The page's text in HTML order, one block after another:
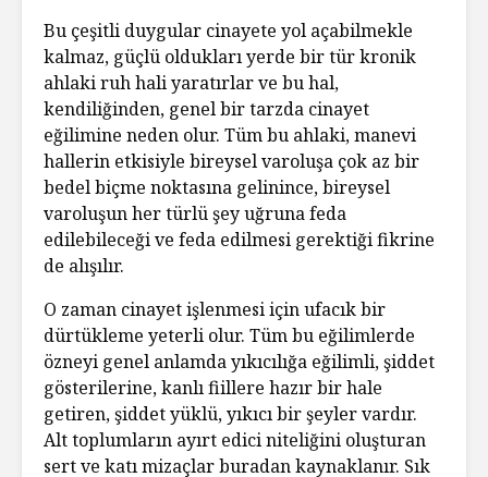
Bu çeşitli duygular cinayete yol açabilmekle
kalmaz, güçlü oldukları yerde bir tür kronik
ahlaki ruh hali yaratırlar ve bu hal,
kendiliğinden, genel bir tarzda cinayet
eğilimine neden olur. Tüm bu ahlaki, manevi
hallerin etkisiyle bireysel varoluşa çok az bir
bedel biçme noktasına gelinince, bireysel
varoluşun her türlü şey uğruna feda
edilebileceği ve feda edilmesi gerektiği fikrine
de alışılır.
O zaman cinayet işlenmesi için ufacık bir
dürtükleme yeterli olur. Tüm bu eğilimlerde
özneyi genel anlamda yıkıcılığa eğilimli, şiddet
gösterilerine, kanlı fiillere hazır bir hale
getiren, şiddet yüklü, yıkıcı bir şeyler vardır.
Alt toplumların ayırt edici niteliğini oluşturan
sert ve katı mizaçlar buradan kaynaklanır. Sık